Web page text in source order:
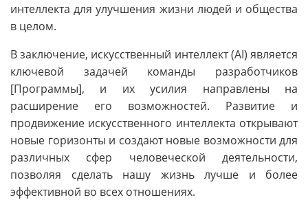
интеллекта для улучшения жизни людей и общества
в целом.
В заключение, искусственный интеллект (AI) является
ключевой задачей команды разработчиков
[Программы], и их усилия направлены на
расширение его возможностей. Развитие и
продвижение искусственного интеллекта открывают
новые горизонты и создают новые возможности для
различных сфер человеческой деятельности,
позволяя сделать нашу жизнь лучше и более
эффективной во всех отношениях.